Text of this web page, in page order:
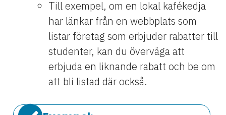
Till exempel, om en lokal kafékedja
har länkar från en webbplats som
listar företag som erbjuder rabatter till
studenter, kan du överväga att
erbjuda en liknande rabatt och be om
att bli listad där också.